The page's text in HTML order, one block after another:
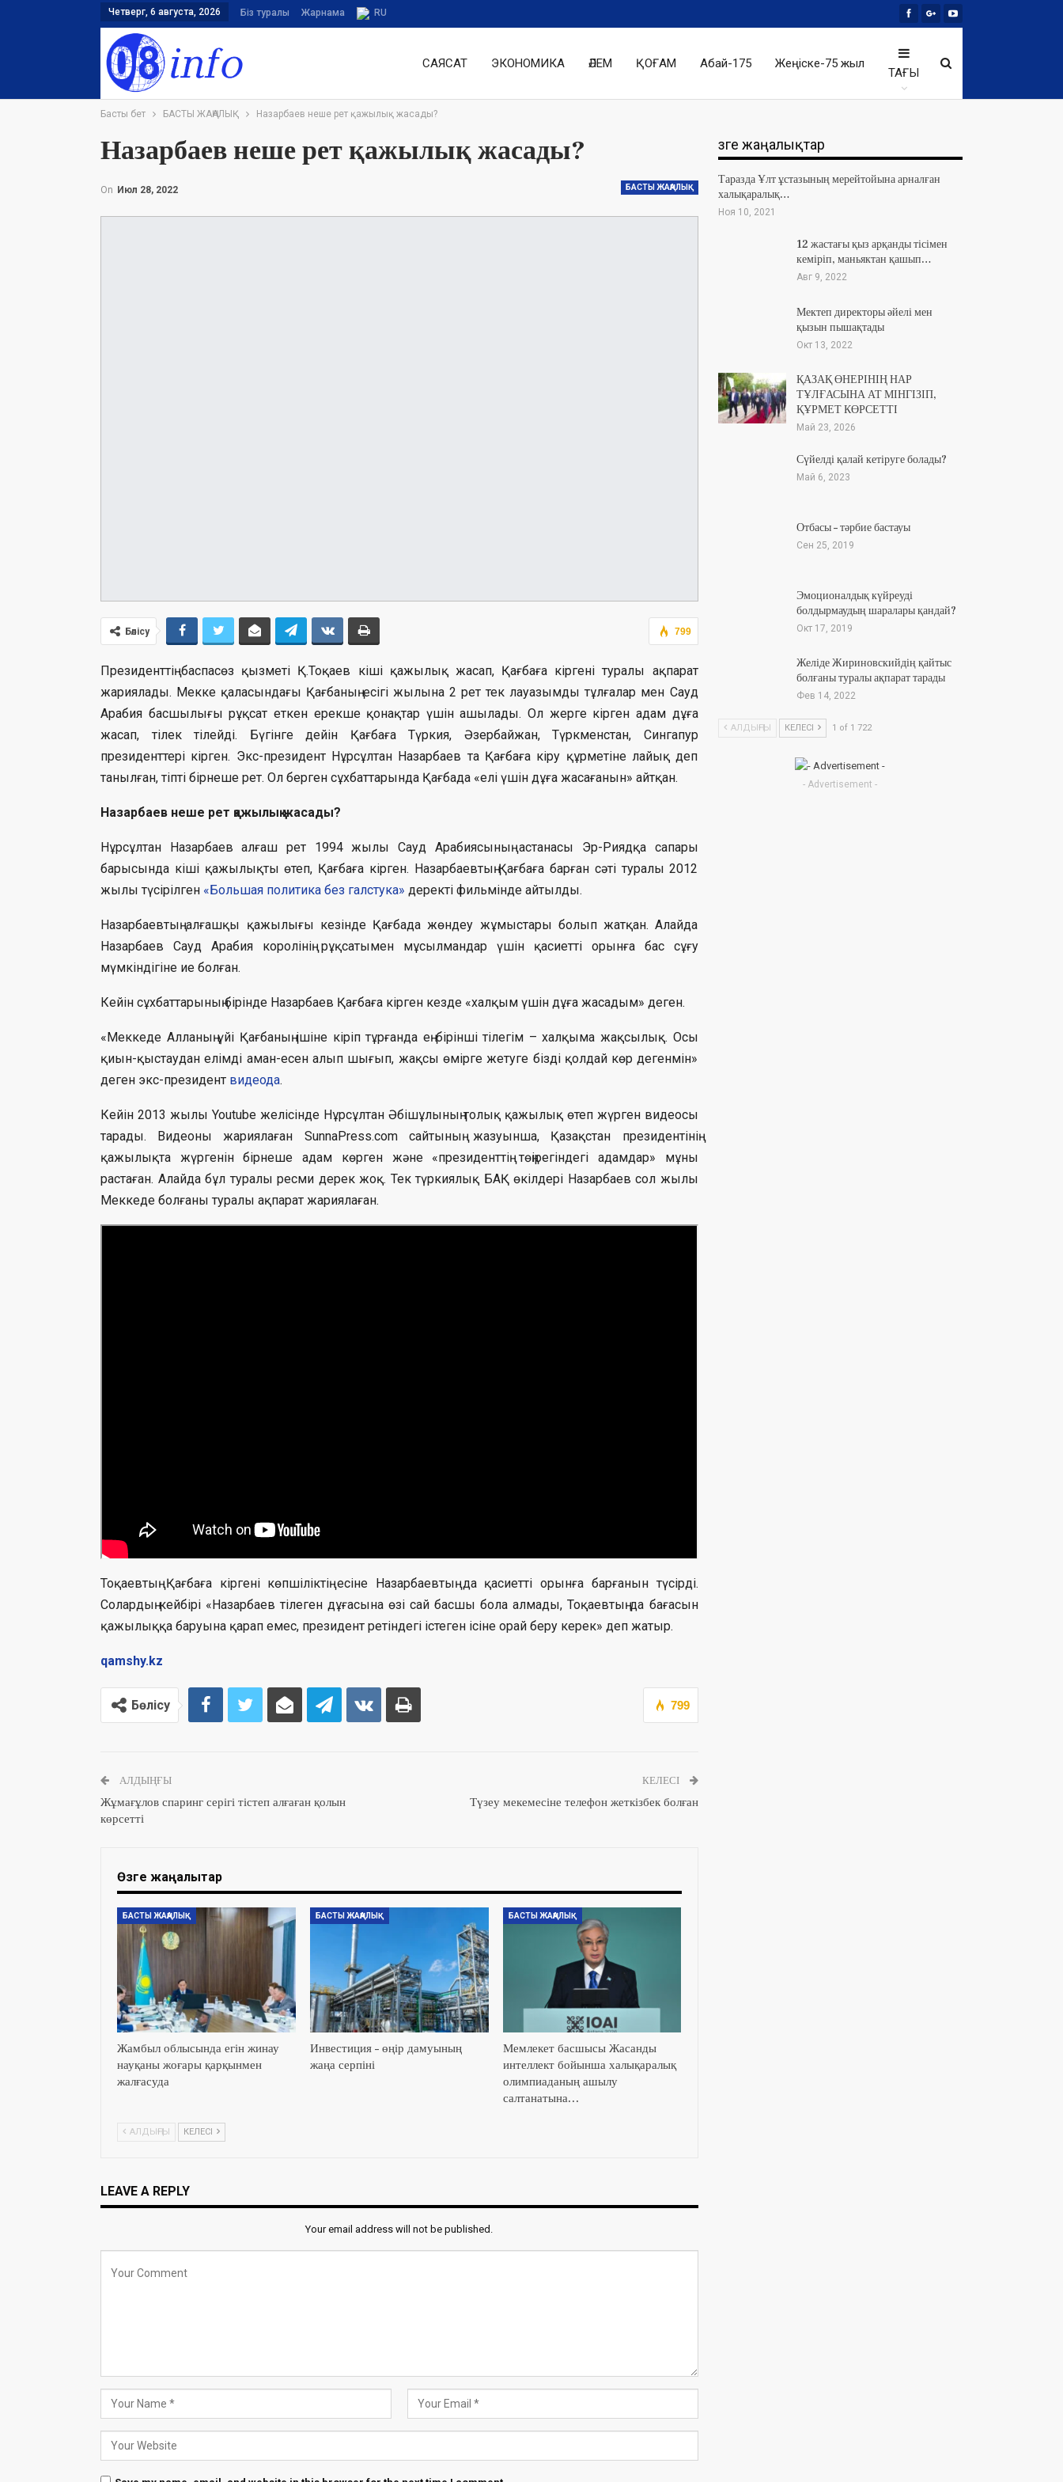
Четверг, 6 августа, 2026 Біз туралы Жарнама RU
САЯСАТ ЭКОНОМИКА ӘЛЕМ ҚОҒАМ Абай-175 Жеңіске-75 жыл
ТАҒЫ
Басты бет БАСТЫ ЖАҢАЛЫҚ Назарбаев неше рет қажылық жасады?
Назарбаев неше рет қажылық жасады?
БАСТЫ ЖАҢАЛЫҚ
On Июл 28, 2022
799
Бөлісу
Президенттің баспасөз қызметі Қ.Тоқаев кіші қажылық жасап, Қағбаға кіргені туралы ақпарат
жариялады. Мекке қаласындағы Қағбаның есігі жылына 2 рет тек лауазымды тұлғалар мен Сауд
Арабия басшылығы рұқсат еткен ерекше қонақтар үшін ашылады. Ол жерге кірген адам дұға
жасап, тілек тілейді. Бүгінге дейін Қағбаға Түркия, Әзербайжан, Түркменстан, Сингапур
президенттері кірген. Экс-президент Нұрсұлтан Назарбаев та Қағбаға кіру құрметіне лайық деп
танылған, тіпті бірнеше рет. Ол берген сұхбаттарында Қағбада «елі үшін дұға жасағанын» айтқан.
Назарбаев неше рет қажылық жасады?
Нұрсұлтан Назарбаев алғаш рет 1994 жылы Сауд Арабиясының астанасы Эр-Риядқа сапары
барысында кіші қажылықты өтеп, Қағбаға кірген. Назарбаевтың Қағбаға барған сәті туралы 2012
жылы түсірілген «Большая политика без галстука» деректі фильмінде айтылды.
Назарбаевтың алғашқы қажылығы кезінде Қағбада жөндеу жұмыстары болып жатқан. Алайда
Назарбаев Сауд Арабия королінің рұқсатымен мұсылмандар үшін қасиетті орынға бас сұғу
мүмкіндігіне ие болған.
Кейін сұхбаттарының бірінде Назарбаев Қағбаға кірген кезде «халқым үшін дұға жасадым» деген.
«Меккеде Алланың үйі Қағбаның ішіне кіріп тұрғанда ең бірінші тілегім – халқыма жақсылық. Осы
қиын-қыстаудан елімді аман-есен алып шығып, жақсы өмірге жетуге бізді қолдай көр дегенмін»
деген экс-президент видеода.
Кейін 2013 жылы Youtube желісінде Нұрсұлтан Әбішұлының толық қажылық өтеп жүрген видеосы
тарады. Видеоны жариялаған SunnaPress.com сайтының жазуынша, Қазақстан президентiнiң
қажылықта жүргенiн бiрнеше адам көрген және «президенттiң төңiрегiндегi адамдар» мұны
растаған. Алайда бұл туралы ресми дерек жоқ. Тек түркиялық БАҚ өкілдері Назарбаев сол жылы
Меккеде болғаны туралы ақпарат жариялаған.
Тоқаевтың Қағбаға кіргені көпшіліктің есіне Назарбаевтың да қасиетті орынға барғанын түсірді.
Солардың кейбірі «Назарбаев тілеген дұғасына өзі сай басшы бола алмады, Тоқаевтың да бағасын
қажылыққа баруына қарап емес, президент ретіндегі істеген ісіне орай беру керек» деп жатыр.
qamshy.kz
799
Бөлісу
АЛДЫҢҒЫ
Жұмағұлов спаринг серігі тістеп алғаған қолын
көрсетті
КЕЛЕСІ
Түзеу мекемесіне телефон жеткізбек болған
Өзге жаңалықтар
БАСТЫ ЖАҢАЛЫҚ
Жамбыл облысында егін жинау
науқаны жоғары қарқынмен
жалғасуда
БАСТЫ ЖАҢАЛЫҚ
Инвестиция – өңір дамуының
жаңа серпіні
БАСТЫ ЖАҢАЛЫҚ
Мемлекет басшысы Жасанды
интеллект бойынша халықаралық
олимпиаданың ашылу
салтанатына…
АЛДЫҢҒЫ КЕЛЕСІ
LEAVE A REPLY
Your email address will not be published.
Өзге жаңалықтар
Таразда Ұлт ұстазының мерейтойына арналған
халықаралық…
Ноя 10, 2021
12 жастағы қыз арқанды тісімен
кеміріп, маньяктан қашып…
Авг 9, 2022
Мектеп директоры әйелі мен
қызын пышақтады
Окт 13, 2022
ҚАЗАҚ ӨНЕРІНІҢ НАР
ТҰЛҒАСЫНА АТ МІНГІЗІП,
ҚҰРМЕТ КӨРСЕТТІ
Май 23, 2026
Сүйелді қалай кетіруге болады?
Май 6, 2023
Отбасы – тәрбие бастауы
Сен 25, 2019
Эмоционалдық күйреуді
болдырмаудың шаралары қандай?
Окт 17, 2019
Желіде Жириновскийдің қайтыс
болғаны туралы ақпарат тарады
Фев 14, 2022
АЛДЫҢҒЫ КЕЛЕСІ 1 of 1 722
- Advertisement -